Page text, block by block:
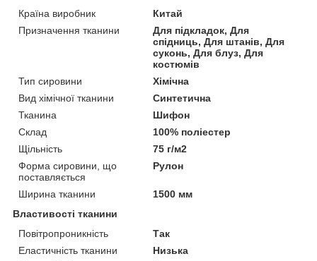
Країна виробник
Китай
Призначення тканини
Для підкладок, Для
спідниць, Для штанів, Для
суконь, Для блуз, Для
костюмів
Тип сировини
Хімічна
Вид хімічної тканини
Синтетична
Тканина
Шифон
Склад
100% поліестер
Щільність
75 г/м2
Форма сировини, що
поставляється
Рулон
Ширина тканини
1500 мм
Властивості тканини
Повітропроникність
Так
Еластичність тканини
Низька